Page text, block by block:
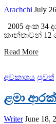
Arachchi July
2005 අංක
කාන්තාවන්
Read More
අවකාශය පුවත්
ළමා
Writer June 18,